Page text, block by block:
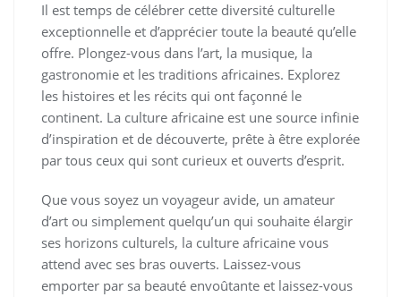
Il est temps de célébrer cette diversité culturelle
exceptionnelle et d’apprécier toute la beauté qu’elle
offre. Plongez-vous dans l’art, la musique, la
gastronomie et les traditions africaines. Explorez
les histoires et les récits qui ont façonné le
continent. La culture africaine est une source infinie
d’inspiration et de découverte, prête à être explorée
par tous ceux qui sont curieux et ouverts d’esprit.
Que vous soyez un voyageur avide, un amateur
d’art ou simplement quelqu’un qui souhaite élargir
ses horizons culturels, la culture africaine vous
attend avec ses bras ouverts. Laissez-vous
emporter par sa beauté envoûtante et laissez-vous